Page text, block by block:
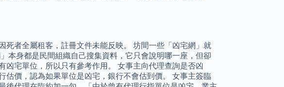
死者全屬租客，註冊文件未能反映。 坊間一些「凶宅網」就
本身都是民間組織自己搜集資料，它只會說明哪一座，但卻
凶宅單位，所以只有參考作用。 女事主向代理查詢是否凶
估價，認為如果單位是凶宅，銀行不會估到價。 女事主簽臨